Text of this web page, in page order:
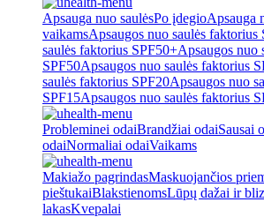
Apsauga nuo saulėsPo įdegioApsauga
vaikamsApsaugos nuo saulės faktorius
saulės faktorius SPF50+Apsaugos nuo
SPF50Apsaugos nuo saulės faktorius
saulės faktorius SPF20Apsaugos nuo
SPF15Apsaugos nuo saulės faktorius
Probleminei odaiBrandžiai odaiSausai
odaiNormaliai odaiVaikams
Makiažo pagrindasMaskuojančios
pieštukaiBlakstienomsLūpų dažai ir
lakasKvepalai